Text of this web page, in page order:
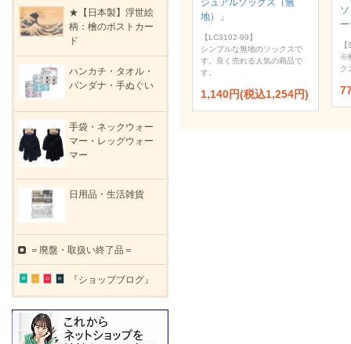
ジュアルソックス（無
地）」
【LC3102-99】
シンプルな無地のソックスで
す。良く売れる人気の商品で
す。
1,140円(税込1,254円)
※
ク
★【日本製】浮世絵
柄：檜のポストカー
ド
ハンカチ・タオル・
バンダナ・手ぬぐい
手袋・ネックウォー
マー・レッグウォー
マー
日用品・生活雑貨
＝廃盤・取扱い終了品＝
『ショップブログ』